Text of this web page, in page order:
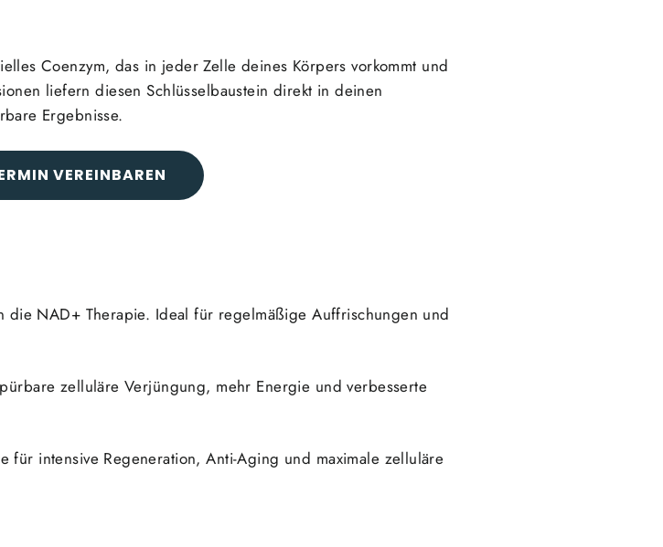
Coenzym, das in jeder Zelle deines Körpers vorkommt und
liefern diesen Schlüsselbaustein direkt in deinen
Ergebnisse.
VEREINBAREN
die NAD+ Therapie. Ideal für regelmäßige Auffrischungen und
zelluläre Verjüngung, mehr Energie und verbesserte
für intensive Regeneration, Anti-Aging und maximale zelluläre